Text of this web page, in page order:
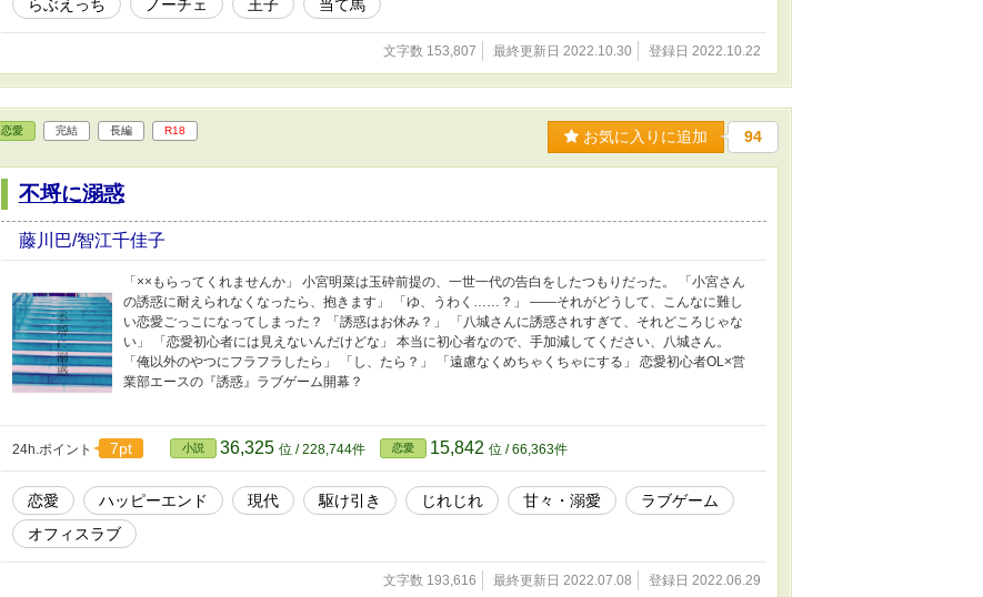
らぶえっち
ノーチェ 王子 当て馬
文字数 153,807 最終更新日 2022.10.30 登録日 2022.10.22
恋愛 完結 長編 R18 お気に入りに追加 94
不埒に溺惑
藤川巴/智江千佳子
「××もらってくれませんか」 小宮明菜は玉砕前提の、一世一代の告白をしたつもりだった。 「小宮さん
の誘惑に耐えられなくなったら、抱きます」 「ゆ、うわく……？」 ――それがどうして、こんなに難し
い恋愛ごっこになってしまった？ 「誘惑はお休み？」 「八城さんに誘惑されすぎて、それどころじゃな
い」 「恋愛初心者には見えないんだけどな」 本当に初心者なので、手加減してください、八城さん。
「俺以外のやつにフラフラしたら」 「し、たら？」 「遠慮なくめちゃくちゃにする」 恋愛初心者OL×営
業部エースの『誘惑』ラブゲーム開幕？
24h.ポイント 7pt 小説 36,325 位 / 228,744件 恋愛 15,842 位 / 66,363件
恋愛 ハッピーエンド 現代 駆け引き じれじれ 甘々・溺愛
ラブゲーム
オフィスラブ
文字数 193,616 最終更新日 2022.07.08 登録日 2022.06.29